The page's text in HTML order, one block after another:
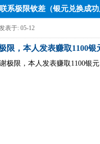
系极限钦差（银元兑换成
表于: 05-12
限，本人发表赚取1100
极限，本人发表赚取1100银